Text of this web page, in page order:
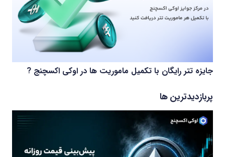
جایزه تتر رایگان با تکمیل ماموریت ها در اوکی اکسچنج ?
پربازدیدترین ها